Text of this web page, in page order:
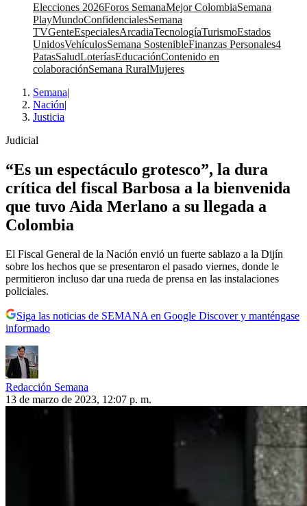
Elecciones 2026Foros SemanaMejor ColombiaSemana
PlayMundoConfidencialesSemana
TVGenteEspecialesArcadiaTecnologíaTurismoEstados
UnidosVehículosSemana SostenibleFinanzas Personales4
PatasSaludLoteríasEducaciónContenido en
colaboraciónSemana RuralMujeres
Semana|
Nación|
Justicia
Judicial
“Es un espectáculo grotesco”, la dura
crítica del fiscal Barbosa a la bienvenida
que tuvo Aida Merlano a su llegada a
Colombia
El Fiscal General de la Nación envió un fuerte sablazo a la Dijín
sobre los hechos que se presentaron el pasado viernes, donde le
permitieron incluso dar una rueda de prensa en las instalaciones
policiales.
Siga las noticias de SEMANA en Google Discover y manténgase
informado
Redacción Semana
13 de marzo de 2023, 12:07 p. m.